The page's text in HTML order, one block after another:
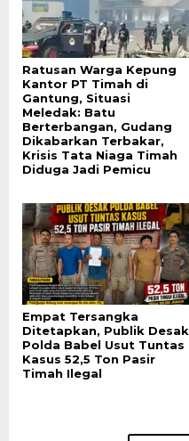
Ratusan Warga Kepung
Kantor PT Timah di
Gantung, Situasi
Meledak: Batu
Berterbangan, Gudang
Dikabarkan Terbakar,
Krisis Tata Niaga Timah
Diduga Jadi Pemicu
Empat Tersangka
Ditetapkan, Publik Desak
Polda Babel Usut Tuntas
Kasus 52,5 Ton Pasir
Timah Ilegal